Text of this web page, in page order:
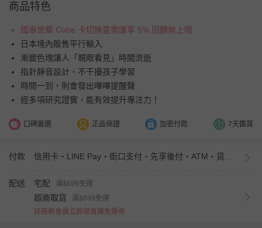
商品特色
國泰世華 Cube 卡切換童樂匯享 5% 回饋無上限
日本境內販售平行輸入
漸變色塊讓人「親眼看見」時間流逝
指針靜音設計，不干擾孩子學習
時間一到，則會發出嗶嗶提醒聲
經多項研究證實，能有效提升專注力！
口碑嚴選 正品保證 加密付款 7天鑑賞
付款
配送 宅配 滿$699免運
超商取貨
滿$699免運
註冊新會員立即領首購免運券